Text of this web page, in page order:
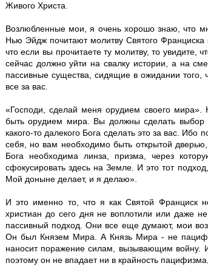
Живого Христа.
Возлюбленные мои, я очень хорошо знаю, что
Нью Эйдж почитают молитву Святого
что если вы прочитаете ту молитву, то увидите,
сейчас должно уйти на свалку истории, а на
пассивные существа, сидящие в ожидании того,
все за вас.
«Господи, сделай меня орудием своего
быть орудием мира. Вы должны сделать выбор
какого-то далекого Бога сделать это за вас.
себя, но вам необходимо быть открытой
Бога необходима линза, призма, через
сфокусировать здесь на Земле. И это тот
Мой доныне делает, и я делаю».
И это именно то, что я как Святой Франциск
христиан до сего дня не воплотили или даже
пассивный подход. Они все еще думают, мои
Он был Князем Мира. А Князь Мира - не
наносит поражение силам, вызывающим войну.
поэтому он не впадает ни в крайность